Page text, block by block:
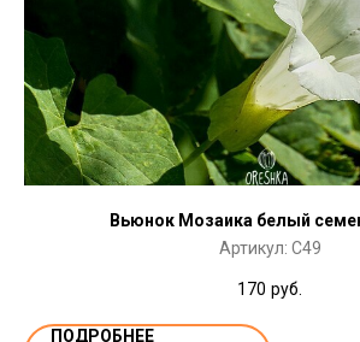
Вьюнок Мозаика белый
Артикул: C49
170 руб.
ПОДРОБНЕЕ